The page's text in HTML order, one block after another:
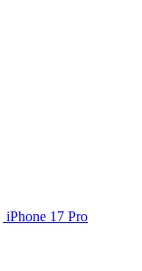
iPhone 17 Pro